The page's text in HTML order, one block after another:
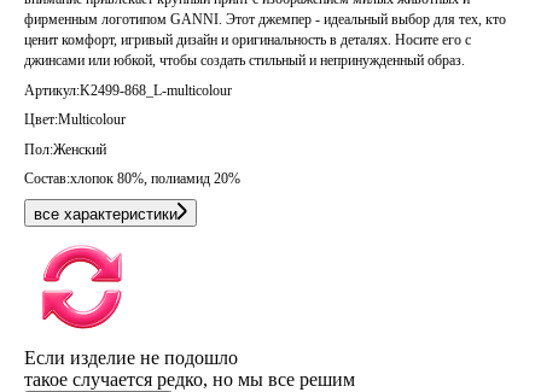
фирменным логотипом GANNI. Этот джемпер - идеальный выбор для тех, кто
ценит комфорт, игривый дизайн и оригинальность в деталях. Носите его с
джинсами или юбкой, чтобы создать стильный и непринужденный образ.
Артикул:K2499-868_L-multicolour
Цвет:Multicolour
Пол:Женский
Состав:хлопок 80%, полиамид 20%
все характеристики
Если изделие не подошло
такое случается редко, но мы все решим